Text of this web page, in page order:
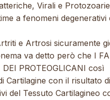
Virali e Protozoarie
a fenomeni degenerativi
e Artrosi sicuramente
va detto però che I
PROTEOGLICANI così
Cartilagine con il risultato
del Tessuto Cartilagineo